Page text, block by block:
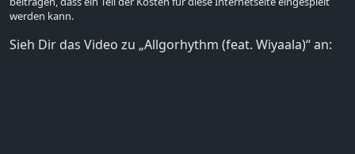
werden kann.
Sieh Dir das Video zu „Allgorhythm (feat. Wiyaala)“ an: